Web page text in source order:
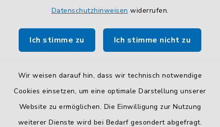
Datenschutzhinweisen widerrufen.
Ich stimme zu Ich stimme nicht zu
Wir weisen darauf hin, dass wir technisch notwendige
Cookies einsetzen, um eine optimale Darstellung unserer
Website zu ermöglichen. Die Einwilligung zur Nutzung
weiterer Dienste wird bei Bedarf gesondert abgefragt.
So finden Sie uns.